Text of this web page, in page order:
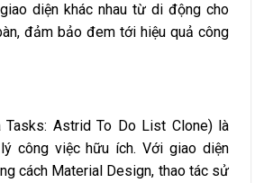
diện khác nhau từ di động cho
đảm bảo đem tới hiệu quả công
Tasks: Astrid To Do List Clone) là
công việc hữu ích. Với giao diện
cách Material Design, thao tác sử